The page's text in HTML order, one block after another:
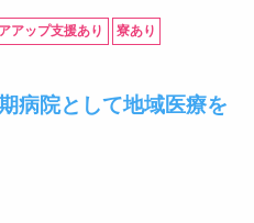
アップ支援あり 寮あり
病院として地域医療を